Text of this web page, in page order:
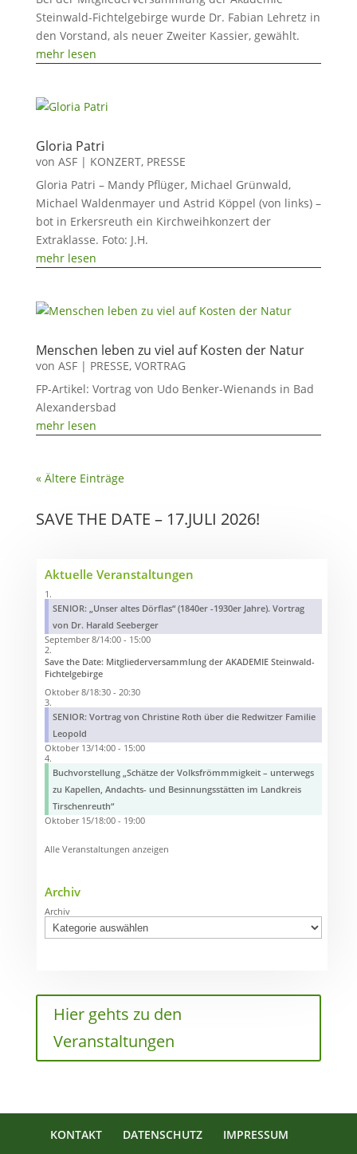
Steinwald-Fichtelgebirge wurde Dr. Fabian Lehretz in
den Vorstand, als neuer Zweiter Kassier, gewählt.
mehr lesen
Gloria Patri
von ASF| KONZERT, PRESSE
Gloria Patri – Mandy Pflüger, Michael Grünwald,
Michael Waldenmayer und Astrid Köppel (von links) –
bot in Erkersreuth ein Kirchweihkonzert der
Extraklasse. Foto: J.H.
mehr lesen
Menschen leben zu viel auf Kosten der Natur
von ASF| PRESSE, VORTRAG
FP-Artikel: Vortrag von Udo Benker-Wienands in Bad
Alexandersbad
mehr lesen
« Ältere Einträge
SAVE THE DATE – 17.JULI 2026!
Aktuelle Veranstaltungen
SENIOR: „Unser altes Dörflas“ (1840er -1930er Jahre). Vortrag
von Dr. Harald Seeberger
September 8/14:00- 15:00
Save the Date: Mitgliederversammlung der AKADEMIE Steinwald-
Fichtelgebirge
Oktober 8/18:30- 20:30
SENIOR: Vortrag von Christine Roth über die Redwitzer Familie
Leopold
Oktober 13/14:00- 15:00
Buchvorstellung „Schätze der Volksfrömmmigkeit – unterwegs
zu Kapellen, Andachts- und Besinnungsstätten im Landkreis
Tirschenreuth“
Oktober 15/18:00- 19:00
Alle Veranstaltungen anzeigen
Archiv
Archiv
Hier gehts zu den
Veranstaltungen
KONTAKT DATENSCHUTZ IMPRESSUM